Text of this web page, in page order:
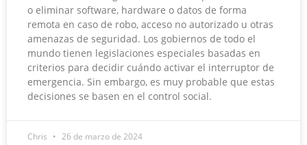
o eliminar software, hardware o datos de forma
remota en caso de robo, acceso no autorizado u otras
amenazas de seguridad. Los gobiernos de todo el
mundo tienen legislaciones especiales basadas en
criterios para decidir cuándo activar el interruptor de
emergencia. Sin embargo, es muy probable que estas
decisiones se basen en el control social.
Chris 26 de marzo de 2024